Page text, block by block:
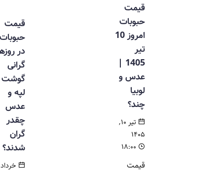
قیمت
حبوبات
امروز 10
1405 |
عدس و
لوبیا
چند؟
تیر ۱۰,
۱۴۰۵
قیمت
قیمت
حبوبات
در روزهای
گرانی
گوشت /
لپه و
عدس
چقدر
گران
شدند؟
خرداد